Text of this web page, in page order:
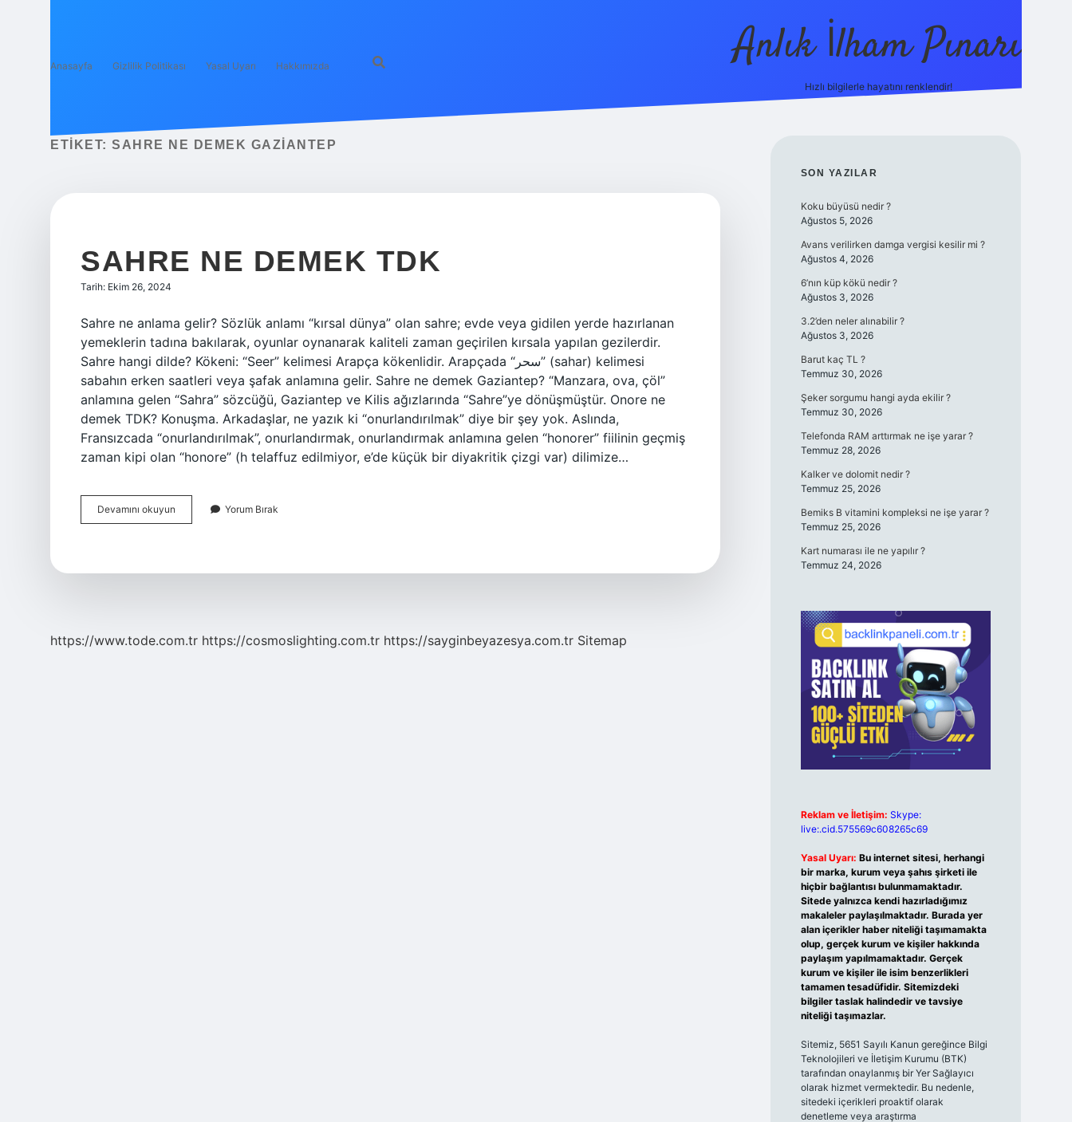
Anasayfa Gizlilik Politikası Yasal Uyarı Hakkımızda Anlık İlham Pınarı
Hızlı bilgilerle hayatını renklendir!
ETIKET: SAHRE NE DEMEK GAZIANTEP
SAHRE NE DEMEK TDK
Tarih: Ekim 26, 2024
Sahre ne anlama gelir? Sözlük anlamı “kırsal dünya” olan sahre; evde veya gidilen yerde hazırlanan
yemeklerin tadına bakılarak, oyunlar oynanarak kaliteli zaman geçirilen kırsala yapılan gezilerdir.
Sahre hangi dilde? Kökeni: “Seer” kelimesi Arapça kökenlidir. Arapçada “سحر” (sahar) kelimesi
sabahın erken saatleri veya şafak anlamına gelir. Sahre ne demek Gaziantep? “Manzara, ova, çöl”
anlamına gelen “Sahra” sözcüğü, Gaziantep ve Kilis ağızlarında “Sahre”ye dönüşmüştür. Onore ne
demek TDK? Konuşma. Arkadaşlar, ne yazık ki “onurlandırılmak” diye bir şey yok. Aslında,
Fransızcada “onurlandırılmak”, onurlandırmak, onurlandırmak anlamına gelen “honorer” fiilinin geçmiş
zaman kipi olan “honore” (h telaffuz edilmiyor, e’de küçük bir diyakritik çizgi var) dilimize…
Devamını okuyun
Ne
Yorum Bırak
https://www.tode.com.tr https://cosmoslighting.com.tr https://sayginbeyazesya.com.tr Sitemap
SIDEBAR
SON YAZILAR
Koku büyüsü nedir ?
Ağustos 5, 2026
Avans verilirken damga vergisi kesilir mi ?
Ağustos 4, 2026
6’nın küp kökü nedir ?
Ağustos 3, 2026
3.2’den neler alınabilir ?
Ağustos 3, 2026
Barut kaç TL ?
Temmuz 30, 2026
Şeker sorgumu hangi ayda ekilir ?
Temmuz 30, 2026
Telefonda RAM arttırmak ne işe yarar ?
Temmuz 28, 2026
Kalker ve dolomit nedir ?
Temmuz 25, 2026
Bemiks B vitamini kompleksi ne işe yarar ?
Temmuz 25, 2026
Kart numarası ile ne yapılır ?
Temmuz 24, 2026
Reklam ve İletişim: Skype:
live:.cid.575569c608265c69
Yasal Uyarı: Bu internet sitesi, herhangi
bir marka, kurum veya şahıs şirketi ile
hiçbir bağlantısı bulunmamaktadır.
Sitede yalnızca kendi hazırladığımız
makaleler paylaşılmaktadır. Burada yer
alan içerikler haber niteliği taşımamakta
olup, gerçek kurum ve kişiler hakkında
paylaşım yapılmamaktadır. Gerçek
kurum ve kişiler ile isim benzerlikleri
tamamen tesadüfidir. Sitemizdeki
bilgiler taslak halindedir ve tavsiye
niteliği taşımazlar.
Sitemiz, 5651 Sayılı Kanun gereğince Bilgi
Teknolojileri ve İletişim Kurumu (BTK)
tarafından onaylanmış bir Yer Sağlayıcı
olarak hizmet vermektedir. Bu nedenle,
sitedeki içerikleri proaktif olarak
denetleme veya araştırma